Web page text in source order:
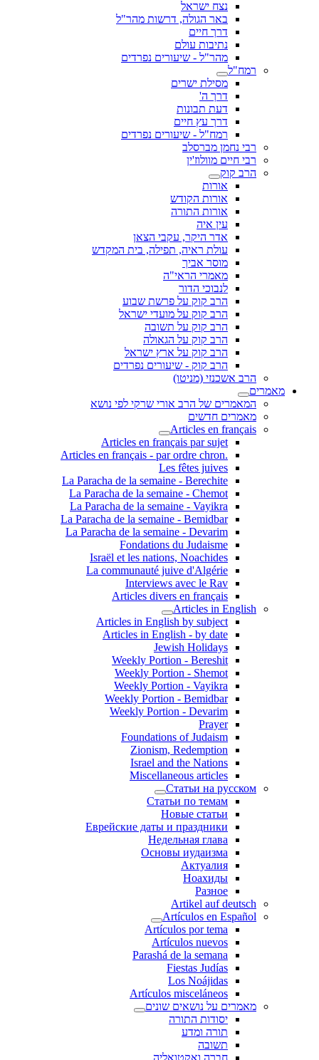
נצח ישראל
באר הגולה, דרשות מהר"ל
דרך חיים
נתיבות עולם
מהר"ל - שיעורים נפרדים
רמח"ל
מסילת ישרים
דרך ה'
דעת תבונות
דרך עץ חיים
רמח"ל - שיעורים נפרדים
רבי נחמן מברסלב
רבי חיים מוולוז'ין
הרב קוק
אורות
אורות הקודש
אורות התורה
עין איה
אדר היקר, עקבי הצאן
עולת ראיה, תפילה, בית המקדש
מוסר אביך
מאמרי הראי"ה
לנבוכי הדור
הרב קוק על פרשת שבוע
הרב קוק על מועדי ישראל
הרב קוק על תשובה
הרב קוק על הגאולה
הרב קוק על ארץ ישראל
הרב קוק - שיעורים נפרדים
הרב אשכנזי (מניטו)
מאמרים
המאמרים של הרב אורי שרקי לפי נושא
מאמרים חדשים
Articles en français
Articles en français par sujet
.Articles en français - par ordre chron
Les fêtes juives
La Paracha de la semaine - Berechite
La Paracha de la semaine - Chemot
La Paracha de la semaine - Vayikra
La Paracha de la semaine - Bemidbar
La Paracha de la semaine - Devarim
Fondations du Judaisme
Israël et les nations, Noachides
La communauté juive d'Algérie
Interviews avec le Rav
Articles divers en français
Articles in English
Articles in English by subject
Articles in English - by date
Jewish Holidays
Weekly Portion - Bereshit
Weekly Portion - Shemot
Weekly Portion - Vayikra
Weekly Portion - Bemidbar
Weekly Portion - Devarim
Prayer
Foundations of Judaism
Zionism, Redemption
Israel and the Nations
Miscellaneous articles
Статьи на русском
Статьи по темам
Новые статьи
Еврейские даты и праздники
Недельная глава
Основы иудаизма
Актуалия
Ноахиды
Разное
Artikel auf deutsch
Artículos en Español
Artículos por tema
Artículos nuevos
Parashá de la semana
Fiestas Judías
Los Noájidas
Artículos misceláneos
מאמרים על נושאים שונים
יסודות התורה
תורה ומדע
תשובה
חברה ואקטואליה